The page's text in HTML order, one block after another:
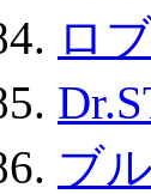
ロ
ブ